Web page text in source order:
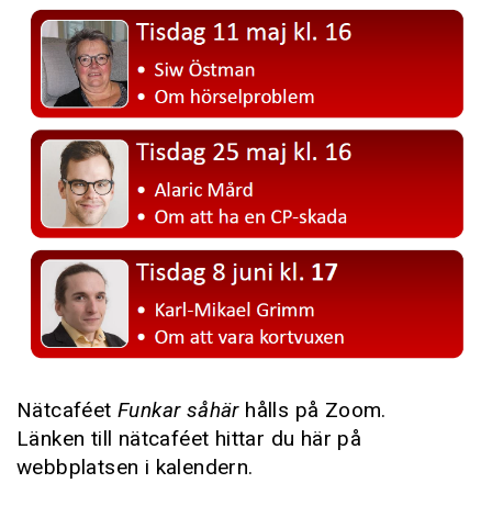
Nätcaféet Funkar såhärhålls på Zoom.
Länken till nätcaféet hittar du här på
webbplatsen i kalendern.